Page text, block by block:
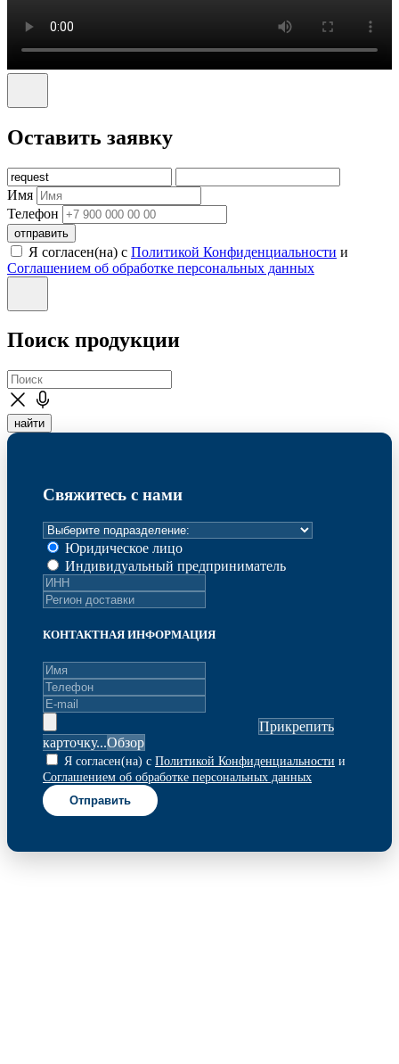
Оставить заявку
Имя
Телефон
отправить
Я согласен(на) с Политикой Конфиденциальности и
Соглашением об обработке персональных данных
Поиск продукции
найти
Свяжитесь с нами
Юридическое лицо
Индивидуальный предприниматель
КОНТАКТНАЯ ИНФОРМАЦИЯ
Прикрепить
карточку...
Я согласен(на) с Политикой Конфиденциальности и
Соглашением об обработке персональных данных
Отправить